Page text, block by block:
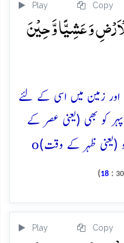
Play Copy
وَ عَشِیًّا وَّ حِیۡنَ
اور زمین میں اسی کے لئے
پہر کو بھی (یعنی عصر کے
(یعنی ظہر کے وقت)o
30
:
18
)
Play Copy